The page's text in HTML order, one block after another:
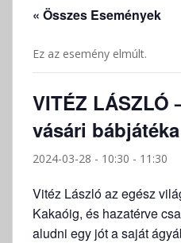
« Összes Események
Ez az esemény elmúlt.
VITÉZ LÁSZLÓ
vásári bábjátéka
2024-03-28 - 10:30 - 11:30
Vitéz László az egész
Kakaóig, és hazatérve
aludni egy jót a saját